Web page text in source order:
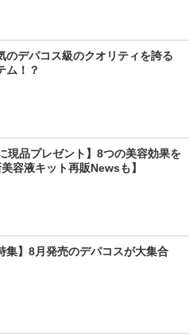
のデパコス級のクオリティを誇る
ム！？
現品プレゼント】8つの美容効果を
容液キット再販Newsも】
集】8月発売のデパコスが大集合